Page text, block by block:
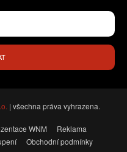
| všechna práva vyhrazena.
WNM
Reklama
Obchodní podmínky